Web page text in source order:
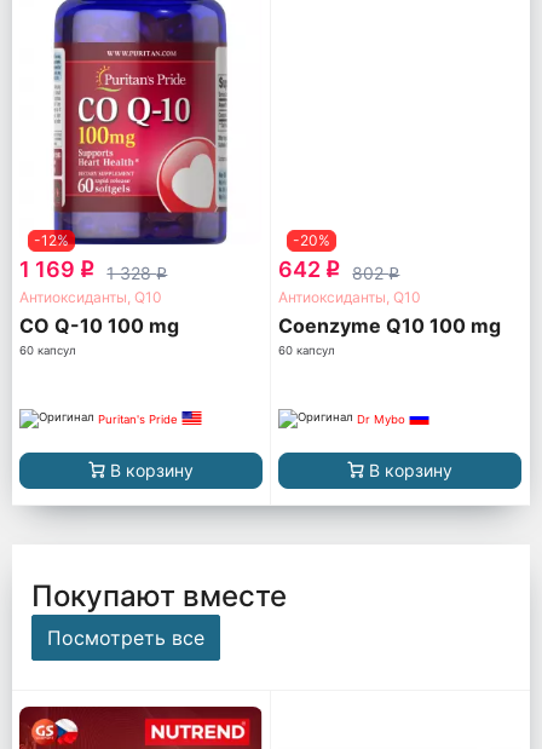
-12%
1 169 q 1 328q
Антиоксиданты, Q10
CO Q-10 100 mg
60 капсул
Puritan's Pride
В корзину
-20%
642 q 802q
Антиоксиданты, Q10
Coenzyme Q10 100 mg
60 капсул
Dr Mybo
В корзину
Покупают вместе
Посмотреть все